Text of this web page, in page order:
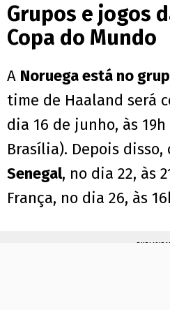
Grupos e jogos
Copa do Mundo
A Noruega está no
time de Haaland será
dia 16 de junho, às
Brasília). Depois
Senegal, no dia 22, às
França, no dia 26, às